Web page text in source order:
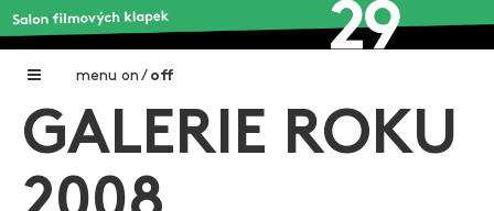
menu on / off
Home
GALERIE ROKU